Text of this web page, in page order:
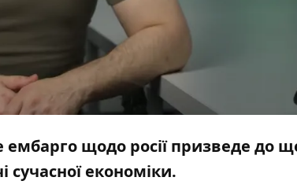
щодо росії призведе до
сучасної економіки.